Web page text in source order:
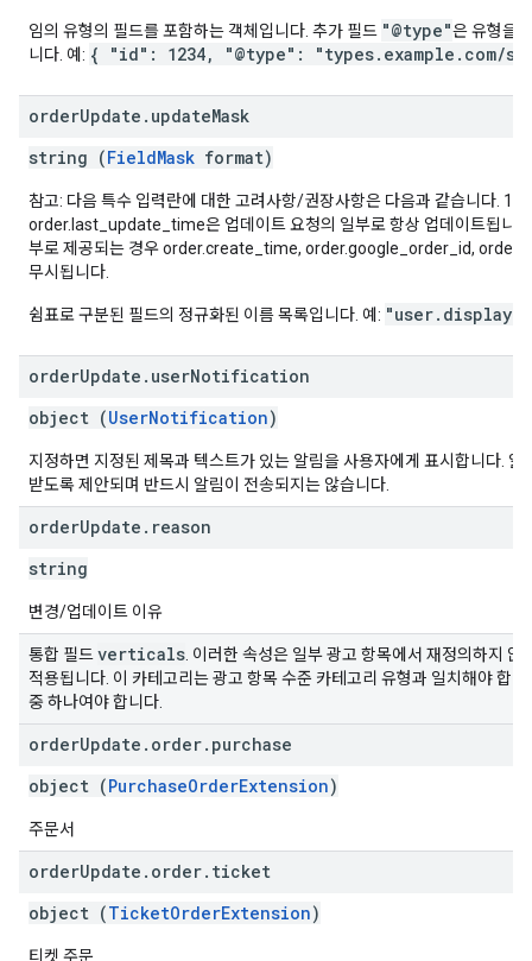
임의 유형의 필드를 포함하는 객체입니다. 추가 필드 "@type"은 유형을
니다. 예: { "id": 1234, "@type": "types.example.com/
orderUpdate . updateMask
string (FieldMask format)
참고: 다음 특수 입력란에 대한 고려사항/권장사항은 다음과 같습니다. 1.
order.last_update_time은 업데이트 요청의 일부로 항상 업데이트됩니
부로 제공되는 경우 order.create_time, order.google_order_id,
무시됩니다.
쉼표로 구분된 필드의 정규화된 이름 목록입니다. 예:
orderUpdate . userNotification
object (UserNotification)
지정하면 지정된 제목과 텍스트가 있는 알림을 사용자에게 표시합니다. 알
받도록 제안되며 반드시 알림이 전송되지는 않습니다.
orderUpdate . reason
string
변경/업데이트 이유
통합 필드verticals . 이러한 속성은 일부 광고 항목에서 재정의하지 않
적용됩니다. 이 카테고리는 광고 항목 수준 카테고리 유형과 일치해야 합
중 하나여야 합니다.
orderUpdate . order. purchase
object (PurchaseOrderExtension)
주문서
orderUpdate . order. ticket
object (TicketOrderExtension)
티켓 주문